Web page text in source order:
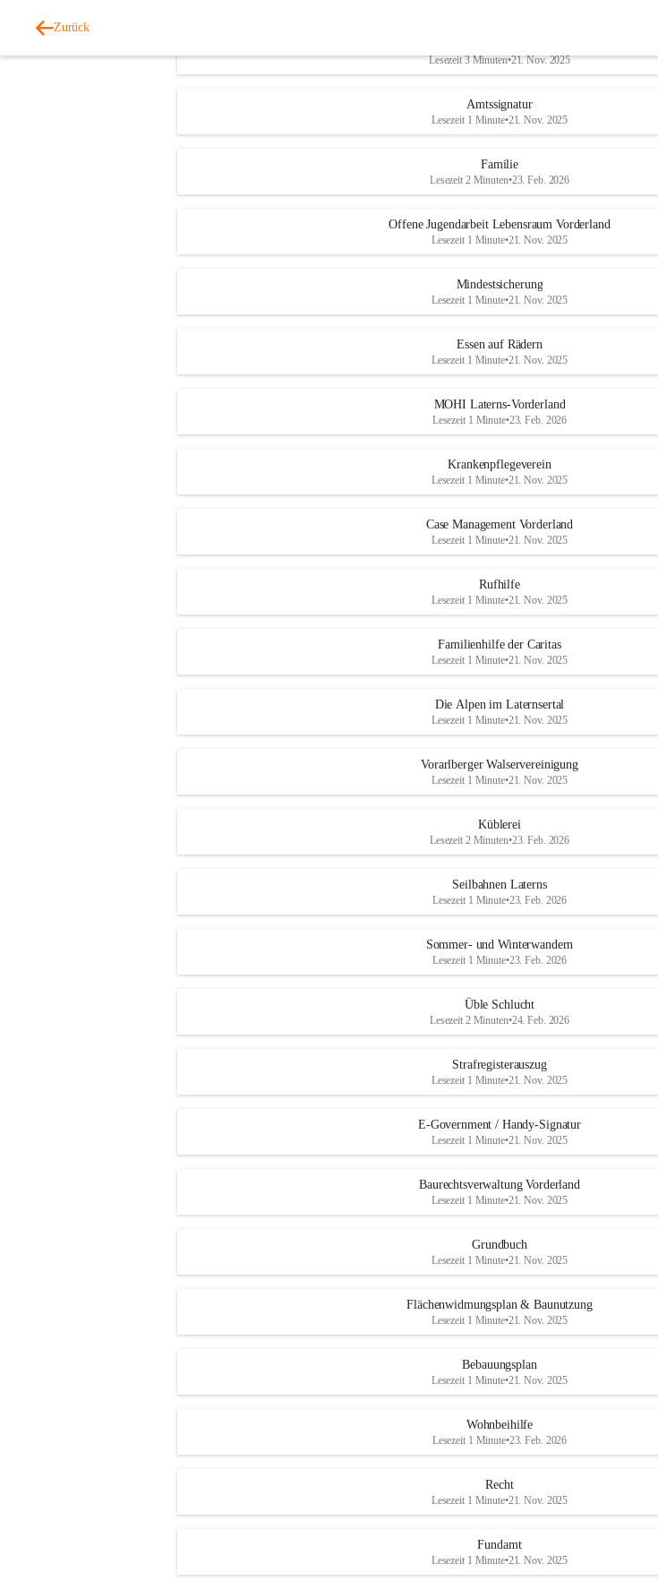
Zurück
Lesezeit 3 Minuten•21. Nov. 2025
Amtssignatur
Lesezeit 1 Minute•21. Nov. 2025
Familie
Lesezeit 2 Minuten•23. Feb. 2026
Offene Jugendarbeit Lebensraum Vorderland
Lesezeit 1 Minute•21. Nov. 2025
Mindestsicherung
Lesezeit 1 Minute•21. Nov. 2025
Essen auf Rädern
Lesezeit 1 Minute•21. Nov. 2025
MOHI Laterns-Vorderland
Lesezeit 1 Minute•23. Feb. 2026
Krankenpflegeverein
Lesezeit 1 Minute•21. Nov. 2025
Case Management Vorderland
Lesezeit 1 Minute•21. Nov. 2025
Rufhilfe
Lesezeit 1 Minute•21. Nov. 2025
Familienhilfe der Caritas
Lesezeit 1 Minute•21. Nov. 2025
Die Alpen im Laternsertal
Lesezeit 1 Minute•21. Nov. 2025
Vorarlberger Walservereinigung
Lesezeit 1 Minute•21. Nov. 2025
Küblerei
Lesezeit 2 Minuten•23. Feb. 2026
Seilbahnen Laterns
Lesezeit 1 Minute•23. Feb. 2026
Sommer- und Winterwandern
Lesezeit 1 Minute•23. Feb. 2026
Üble Schlucht
Lesezeit 2 Minuten•24. Feb. 2026
Strafregisterauszug
Lesezeit 1 Minute•21. Nov. 2025
E-Government / Handy-Signatur
Lesezeit 1 Minute•21. Nov. 2025
Baurechtsverwaltung Vorderland
Lesezeit 1 Minute•21. Nov. 2025
Grundbuch
Lesezeit 1 Minute•21. Nov. 2025
Flächenwidmungsplan & Baunutzung
Lesezeit 1 Minute•21. Nov. 2025
Bebauungsplan
Lesezeit 1 Minute•21. Nov. 2025
Wohnbeihilfe
Lesezeit 1 Minute•23. Feb. 2026
Recht
Lesezeit 1 Minute•21. Nov. 2025
Fundamt
Lesezeit 1 Minute•21. Nov. 2025